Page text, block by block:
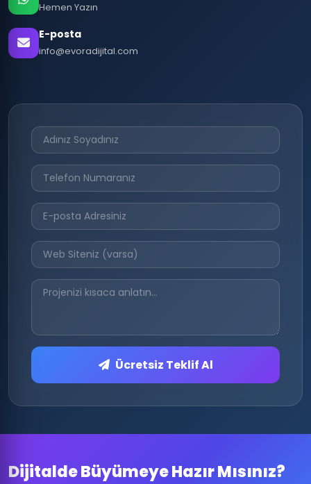
Hemen Yazın
E-posta
info@evoradijital.com
Ücretsiz Teklif Al
Dijitalde Büyümeye Hazır Mısınız?